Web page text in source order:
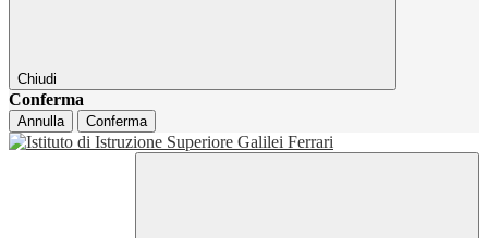
Chiudi
Conferma
Annulla Conferma